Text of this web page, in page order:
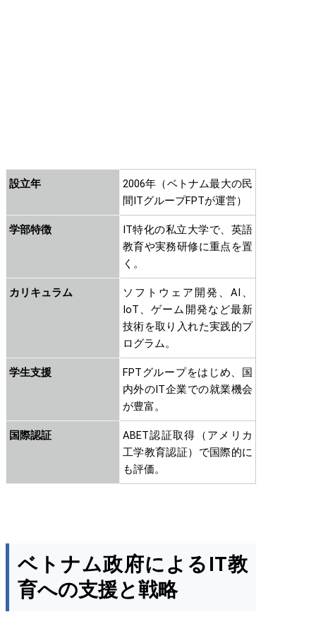
設立年
2006年（ベトナム最大の民
間ITグループFPTが運営）
学部特徴
IT特化の私立大学で、英語
教育や実務研修に重点を置
く。
カリキュラム
ソフトウェア開発、AI、
IoT、ゲーム開発など最新
技術を取り入れた実践的プ
ログラム。
学生支援
FPTグループをはじめ、国
内外のIT企業での就業機会
が豊富。
国際認証
ABET認証取得（アメリカ
工学教育認証）で国際的に
も評価。
ベトナム政府によるIT教
育への支援と戦略